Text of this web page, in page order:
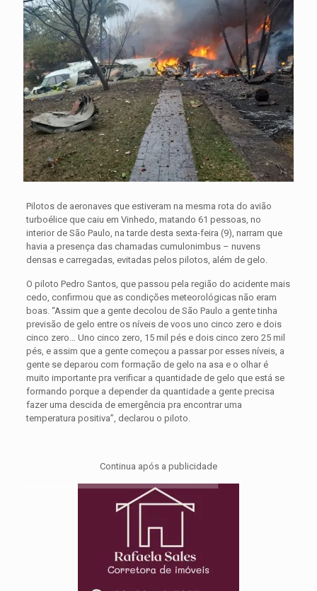
Pilotos de aeronaves que estiveram na mesma rota do avião
turboélice que caiu em Vinhedo, matando 61 pessoas, no
interior de São Paulo, na tarde desta sexta-feira (9), narram que
havia a presença das chamadas cumulonimbus – nuvens
densas e carregadas, evitadas pelos pilotos, além de gelo.
O piloto Pedro Santos, que passou pela região do acidente mais
cedo, confirmou que as condições meteorológicas não eram
boas. “Assim que a gente decolou de São Paulo a gente tinha
previsão de gelo entre os níveis de voos uno cinco zero e dois
cinco zero… Uno cinco zero, 15 mil pés e dois cinco zero 25 mil
pés, e assim que a gente começou a passar por esses níveis, a
gente se deparou com formação de gelo na asa e o olhar é
muito importante pra verificar a quantidade de gelo que está se
formando porque a depender da quantidade a gente precisa
fazer uma descida de emergência pra encontrar uma
temperatura positiva”, declarou o piloto.
Continua após a publicidade